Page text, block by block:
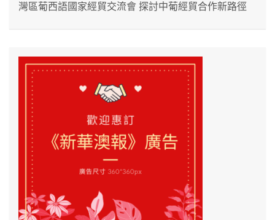
灣區葡西語國家經貿交流會 探討中葡經貿合作新路徑